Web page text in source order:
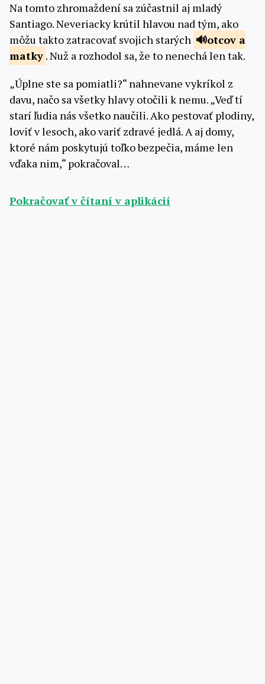
Na tomto zhromaždení sa zúčastnil aj mladý
Santiago. Neveriacky krútil hlavou nad tým, ako
môžu takto zatracovať svojich starých
otcov a
matky . Nuž a rozhodol sa, že to nenechá len tak.
„Úplne ste sa pomiatli?“ nahnevane vykríkol z
davu, načo sa všetky hlavy otočili k nemu. „Veď tí
starí ľudia nás všetko naučili. Ako pestovať plodiny,
loviť v lesoch, ako variť zdravé jedlá. A aj domy,
ktoré nám poskytujú toľko bezpečia, máme len
vďaka nim,“ pokračoval…
Pokračovať v čítaní v aplikácií